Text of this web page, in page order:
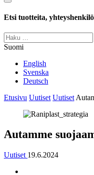
Haku
Etsi tuotteita,
Haku:
Suomi
English
Svenska
Deutsch
Etusivu Uutiset Uutiset
Autamme
Uutiset 19.6.2024